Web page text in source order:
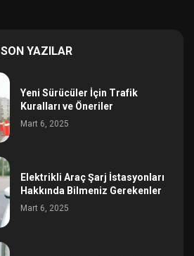
SON YAZILAR
Yeni Sürücüler İçin Trafik
Kuralları ve Öneriler
Mart 6, 2025
Elektrikli Araç Şarj İstasyonları
Hakkında Bilmeniz Gerekenler
Mart 6, 2025